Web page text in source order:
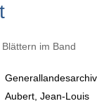
Blättern im Band
Aubert, Jean-Louis